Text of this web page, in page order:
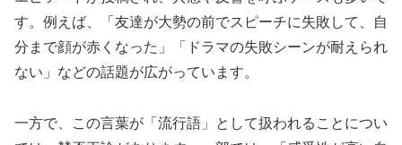
す。例えば、「友達が大勢の前でスピーチに失敗して、自
分まで顔が赤くなった」「ドラマの失敗シーンが耐えられ
ない」などの話題が広がっています。
一方で、この言葉が「流行語」として扱われることについ